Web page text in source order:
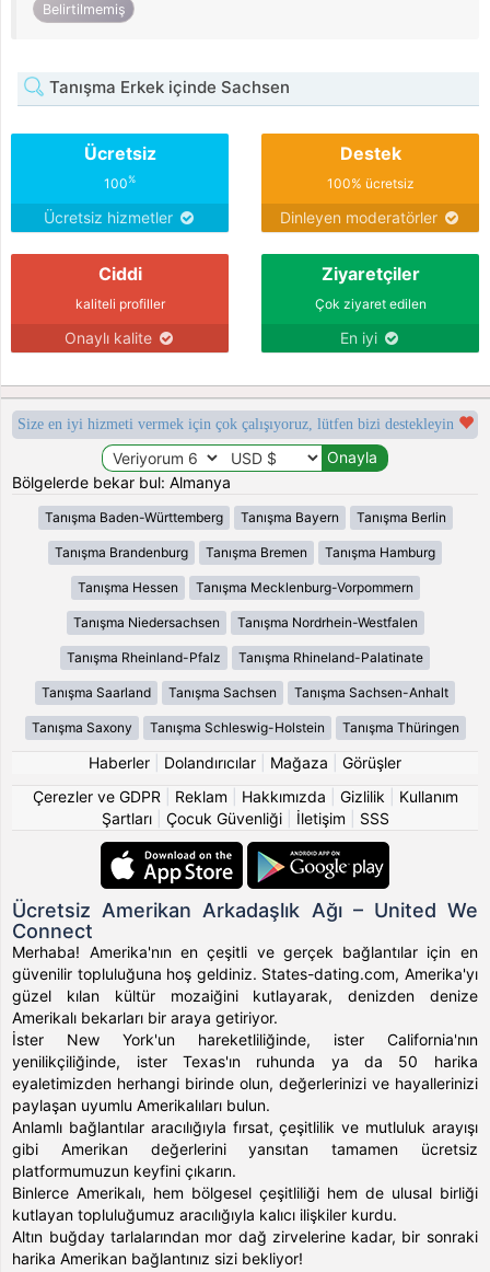
Belirtilmemiş
Tanışma Erkek içinde Sachsen
Ücretsiz
100%
Ücretsiz hizmetler
Destek
100% ücretsiz
Dinleyen moderatörler
Ciddi
kaliteli profiller
Onaylı kalite
Ziyaretçiler
Çok ziyaret edilen
En iyi
Size en iyi hizmeti vermek için çok çalışıyoruz, lütfen bizi destekleyin
Bölgelerde bekar bul: Almanya
Tanışma Baden-Württemberg Tanışma Bayern Tanışma Berlin
Tanışma Brandenburg Tanışma Bremen Tanışma Hamburg
Tanışma Hessen Tanışma Mecklenburg-Vorpommern
Tanışma Niedersachsen Tanışma Nordrhein-Westfalen
Tanışma Rheinland-Pfalz Tanışma Rhineland-Palatinate
Tanışma Saarland Tanışma Sachsen Tanışma Sachsen-Anhalt
Tanışma Saxony Tanışma Schleswig-Holstein Tanışma Thüringen
Haberler Dolandırıcılar Mağaza
Görüşler
Çerezler ve GDPR
Reklam Hakkımızda Gizlilik
Kullanım
Şartları| Çocuk Güvenliği| İletişim SSS
Ücretsiz Amerikan Arkadaşlık Ağı – United We
Connect
Merhaba! Amerika'nın en çeşitli ve gerçek bağlantılar için en
güvenilir topluluğuna hoş geldiniz. States-dating.com, Amerika'yı
güzel kılan kültür mozaiğini kutlayarak, denizden denize
Amerikalı bekarları bir araya getiriyor.
İster New York'un hareketliliğinde, ister California'nın
yenilikçiliğinde, ister Texas'ın ruhunda ya da 50 harika
eyaletimizden herhangi birinde olun, değerlerinizi ve hayallerinizi
paylaşan uyumlu Amerikalıları bulun.
Anlamlı bağlantılar aracılığıyla fırsat, çeşitlilik ve mutluluk arayışı
gibi Amerikan değerlerini yansıtan tamamen ücretsiz
platformumuzun keyfini çıkarın.
Binlerce Amerikalı, hem bölgesel çeşitliliği hem de ulusal birliği
kutlayan topluluğumuz aracılığıyla kalıcı ilişkiler kurdu.
Altın buğday tarlalarından mor dağ zirvelerine kadar, bir sonraki
harika Amerikan bağlantınız sizi bekliyor!